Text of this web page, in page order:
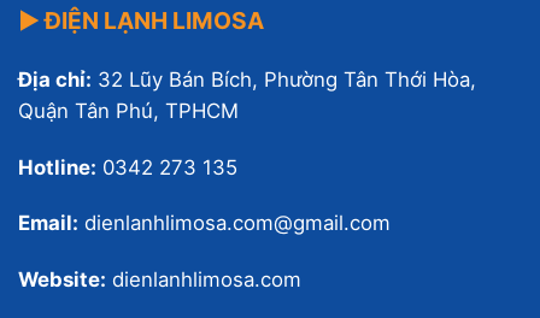
▶ ĐIỆN LẠNH LIMOSA
Địa chỉ: 32 Lũy Bán Bích, Phường Tân Thới Hòa,
Quận Tân Phú, TPHCM
Hotline: 0342 273 135
Email: dienlanhlimosa.com@gmail.com
Website: dienlanhlimosa.com